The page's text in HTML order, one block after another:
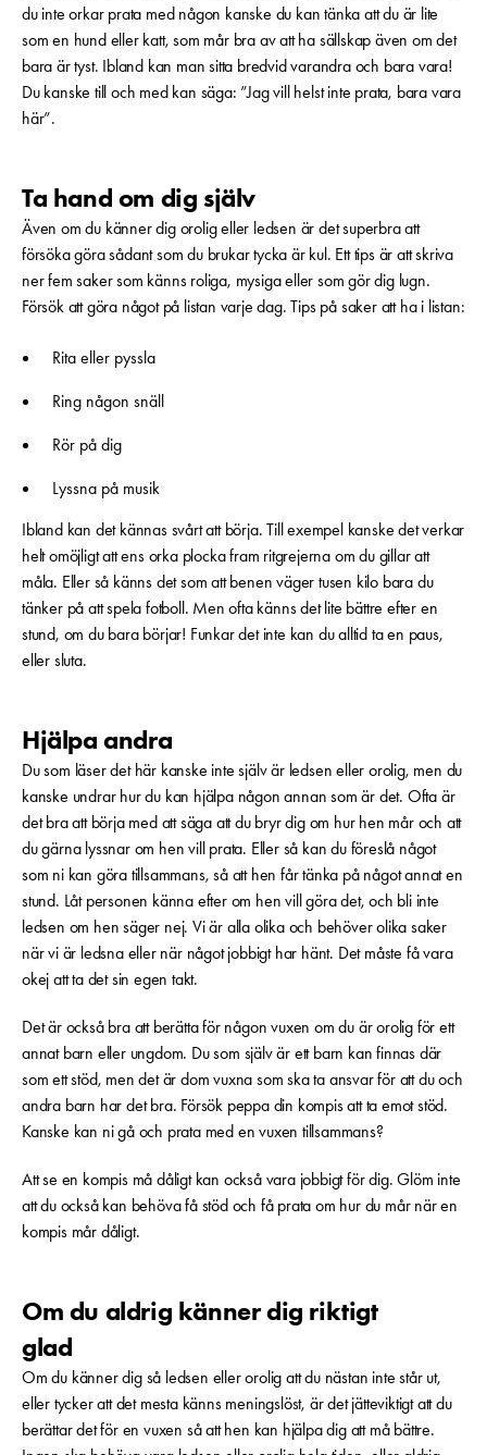
du inte orkar prata med någon kanske du kan tänka att du är lite
som en hund eller katt, som mår bra av att ha sällskap även om det
bara är tyst. Ibland kan man sitta bredvid varandra och bara vara!
Du kanske till och med kan säga: ”Jag vill helst inte prata, bara vara
här”.
Ta hand om dig själv
Även om du känner dig orolig eller ledsen är det superbra att
försöka göra sådant som du brukar tycka är kul. Ett tips är att skriva
ner fem saker som känns roliga, mysiga eller som gör dig lugn.
Försök att göra något på listan varje dag. Tips på saker att ha i listan:
Rita eller pyssla
Ring någon snäll
Rör på dig
Lyssna på musik
Ibland kan det kännas svårt att börja. Till exempel kanske det verkar
helt omöjligt att ens orka plocka fram ritgrejerna om du gillar att
måla. Eller så känns det som att benen väger tusen kilo bara du
tänker på att spela fotboll. Men ofta känns det lite bättre efter en
stund, om du bara börjar! Funkar det inte kan du alltid ta en paus,
eller sluta.
Hjälpa andra
Du som läser det här kanske inte själv är ledsen eller orolig, men du
kanske undrar hur du kan hjälpa någon annan som är det. Ofta är
det bra att börja med att säga att du bryr dig om hur hen mår och att
du gärna lyssnar om hen vill prata. Eller så kan du föreslå något
som ni kan göra tillsammans, så att hen får tänka på något annat en
stund. Låt personen känna efter om hen vill göra det, och bli inte
ledsen om hen säger nej. Vi är alla olika och behöver olika saker
när vi är ledsna eller när något jobbigt har hänt. Det måste få vara
okej att ta det sin egen takt.
Det är också bra att berätta för någon vuxen om du är orolig för ett
annat barn eller ungdom. Du som själv är ett barn kan finnas där
som ett stöd, men det är dom vuxna som ska ta ansvar för att du och
andra barn har det bra. Försök peppa din kompis att ta emot stöd.
Kanske kan ni gå och prata med en vuxen tillsammans?
Att se en kompis må dåligt kan också vara jobbigt för dig. Glöm inte
att du också kan behöva få stöd och få prata om hur du mår när en
kompis mår dåligt.
Om du aldrig känner dig riktigt
glad
Om du känner dig så ledsen eller orolig att du nästan inte står ut,
eller tycker att det mesta känns meningslöst, är det jätteviktigt att du
berättar det för en vuxen så att hen kan hjälpa dig att må bättre.